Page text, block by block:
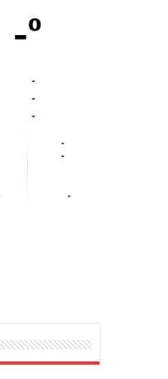
-º
-
-
-
-
-
-